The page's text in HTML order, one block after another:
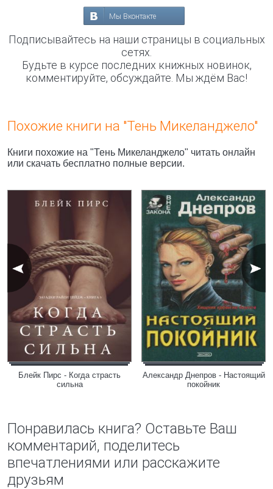
Мы Вконтакте
Подписывайтесь на наши страницы в социальных
сетях.
Будьте в курсе последних книжных новинок,
комментируйте, обсуждайте. Мы ждём Вас!
Похожие книги на "Тень Микеланджело"
Книги похожие на "Тень Микеланджело" читать онлайн
или скачать бесплатно полные версии.
Блейк Пирс - Когда страсть
сильна
Александр Днепров - Настоящий
покойник
Понравилась книга? Оставьте Ваш
комментарий, поделитесь
впечатлениями или расскажите
друзьям